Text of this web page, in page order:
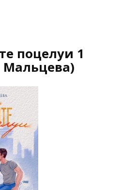
поцелуи 1
Мальцева)